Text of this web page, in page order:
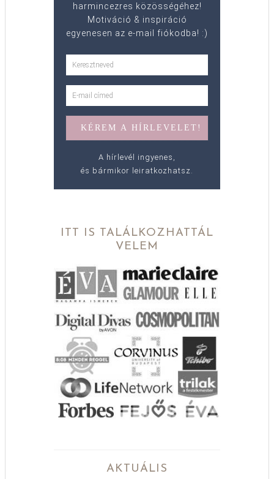
harmincezres közösségéhez!
Motiváció & inspiráció
egyenesen az e-mail fiókodba! :)
A hírlevél ingyenes,
és bármikor leiratkozhatsz.
ITT IS TALÁLKOZHATTÁL
VELEM
AKTUÁLIS